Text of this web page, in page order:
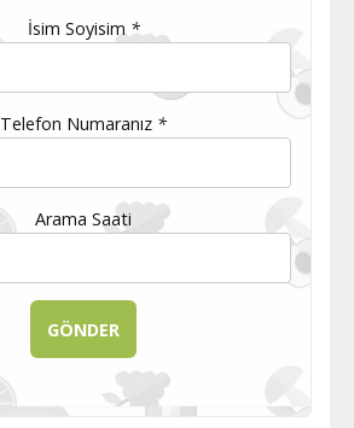
İsim Soyisim *
Telefon Numaranız *
Arama Saati